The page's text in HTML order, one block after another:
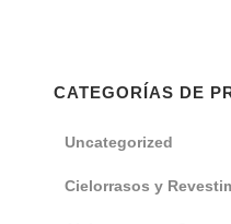
CATEGORÍAS DE
Uncategorized
Cielorrasos y